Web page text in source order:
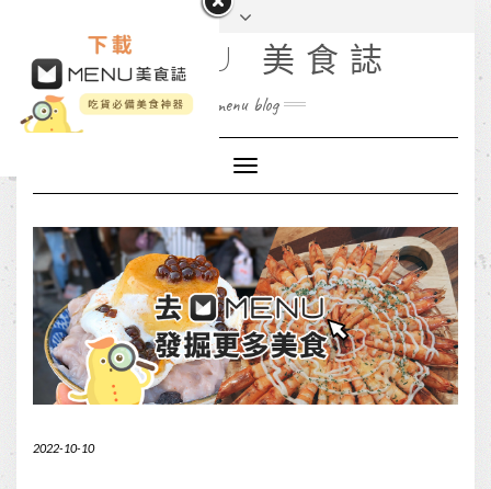
MENU 美食誌
menu blog
Toggle
Navigation
2022-10-10